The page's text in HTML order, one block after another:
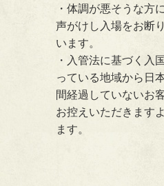
・体調が悪そうな方
声がけし入場をお断
います。
・入管法に基づく入
っている地域から日
間経過していないお
お控えいただきます
ます。